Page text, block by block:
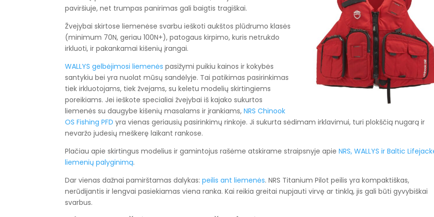
paviršiuje, net trumpas panirimas gali baigtis tragiškai.
Žvejybai skirtose liemenėse svarbu ieškoti aukštos plūdrumo klasės
(minimum 70N, geriau 100N+), patogaus kirpimo, kuris netrukdo
irkluoti, ir pakankamai kišenių įrangai.
WALLYS gelbėjimosi liemenės pasižymi puikiu kainos ir kokybės
santykiu bei yra nuolat mūsų sandėlyje. Tai patikimas pasirinkimas
tiek irkluotojams, tiek žvejams, su keletu modelių skirtingiems
poreikiams. Jei ieškote specialiai žvejybai iš kajako sukurtos
liemenės su daugybe kišenių masalams ir įrankiams,NRS Chinook
OS Fishing PFD yra vienas geriausių pasirinkimų rinkoje. Ji sukurta sėdimam irklavimui, turi plokščią nugarą ir
nevaržo judesių meškerę laikant rankose.
Plačiau apie skirtingus modelius ir gamintojus rašėme atskirame straipsnyje apieNRS, WALLYS ir Baltic
liemenių palyginimą.
Dar vienas dažnai pamirštamas dalykas:peilis ant liemenės. NRS Titanium Pilot peilis yra kompaktiškas,
nerūdijantis ir lengvai pasiekiamas viena ranka. Kai reikia greitai nupjauti virvę ar tinklą, jis gali būti gyvybiškai
svarbus.